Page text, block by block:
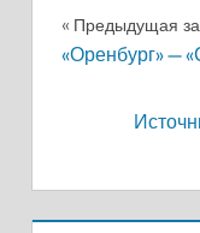
записям
Предыдущая
«Оренбург» —